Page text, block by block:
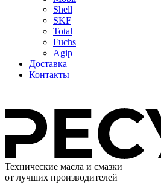
Shell
SKF
Total
Fuchs
Agip
Доставка
Контакты
Технические масла и смазки
от лучших производителей